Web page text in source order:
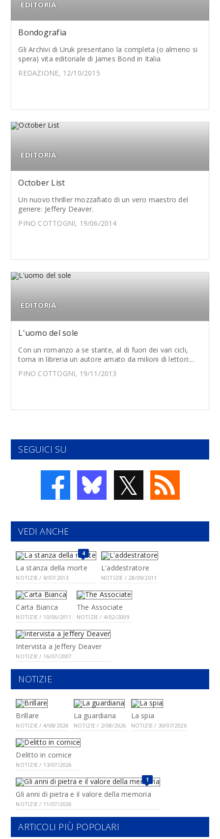
EDITORIA
Bondografia
Gli Archivi di Uruk presentano la completa (o almeno si
spera) vita editoriale di James Bond in Italia
REDAZIONE, 12/10/2015
EDITORIA
October List
Un nuovo thriller mozzafiato di un vero maestro del
genere: Jeffery Deaver.
PINO COTTOGNI, 19/06/2014
EDITORIA
L'uomo del sole
Con un romanzo a se stante, al di fuori dei vari cicli,
torna in libreria un autore amato da milioni di lettori:...
PINO COTTOGNI, 19/11/2013
SEGUICI SU
𝕏
VEDI ANCHE
4
La stanza della morte
NOTIZIE / 8/07/2013
L'addestratore
NOTIZIE / 28/09/2011
Carta Bianca
NOTIZIE / 10/06/2011
The Associate
NOTIZIE / 4/02/2009
Intervista a Jeffery Deaver
NOTIZIE / 16/07/2007
NOTIZIE
Brillare
NOTIZIE / 4/08/2026
La guardiana
NOTIZIE / 2/08/2026
La spia
NOTIZIE / 30/07/2026
Delitto in cornice
NOTIZIE / 13/07/2026
1
Gli anni di pietra e il valore della memoria
NOTIZIE / 11/07/2026
ARTICOLI PIÙ POPOLARI